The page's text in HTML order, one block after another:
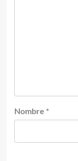
Nombre *